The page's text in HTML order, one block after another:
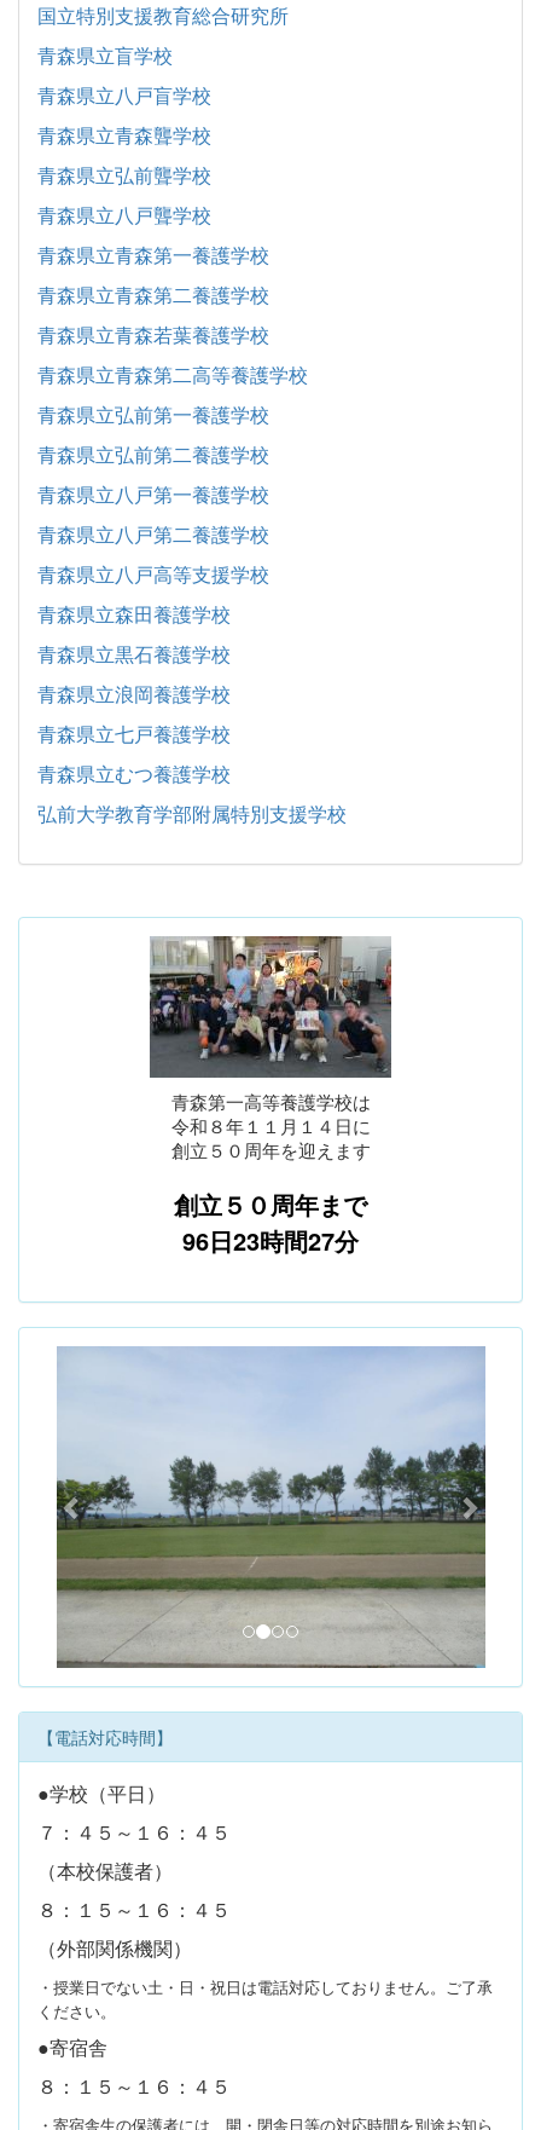
国立特別支援教育総合研究所
青森県立盲学校
青森県立八戸盲学校
青森県立青森聾学校
青森県立弘前聾学校
青森県立八戸聾学校
青森県立青森第一養護学校
青森県立青森第二養護学校
青森県立青森若葉養護学校
青森県立青森第二高等養護学校
青森県立弘前第一養護学校
青森県立弘前第二養護学校
青森県立八戸第一養護学校
青森県立八戸第二養護学校
青森県立八戸高等支援学校
青森県立森田養護学校
青森県立黒石養護学校
青森県立浪岡養護学校
青森県立七戸養護学校
青森県立むつ養護学校
弘前大学教育学部附属特別支援学校
青森第一高等養護学校は
令和８年１１月１４日に
創立５０周年を迎えます
創立５０周年まで
96日23時間27分
i
o
u
s
t
【電話対応時間】
●学校（平日）
７：４５～１６：４５
（本校保護者）
８：１５～１６：４５
（外部関係機関）
・授業日でない土・日・祝日は電話対応しておりません。ご了承
ください。
●寄宿舎
８：１５～１６：４５
・寄宿舎生の保護者には、開・閉舎日等の対応時間を別途お知ら